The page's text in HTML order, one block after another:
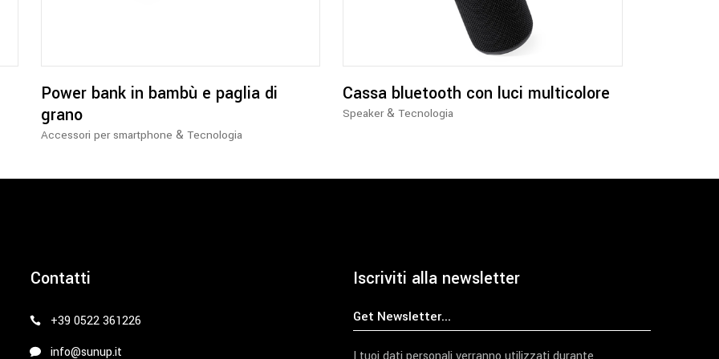
Power bank in bambù e paglia di
grano
Accessori per smartphone & Tecnologia
Cassa bluetooth con luci multicolore
Speaker&Tecnologia
Contatti
+39 0522 361226
info@sunup.it
Iscriviti alla newsletter